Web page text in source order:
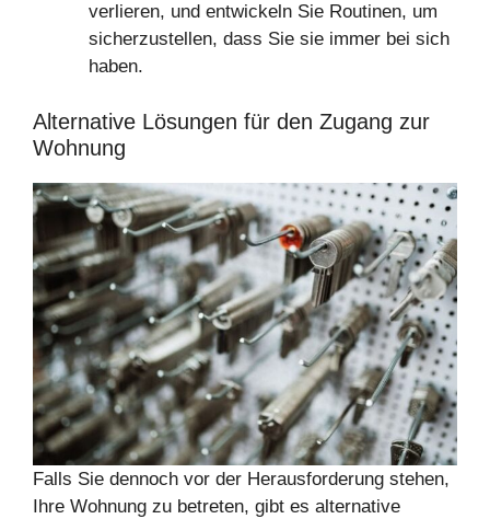
verlieren, und entwickeln Sie Routinen, um
sicherzustellen, dass Sie sie immer bei sich
haben.
Alternative Lösungen für den Zugang zur
Wohnung
Falls Sie dennoch vor der Herausforderung stehen,
Ihre Wohnung zu betreten, gibt es alternative